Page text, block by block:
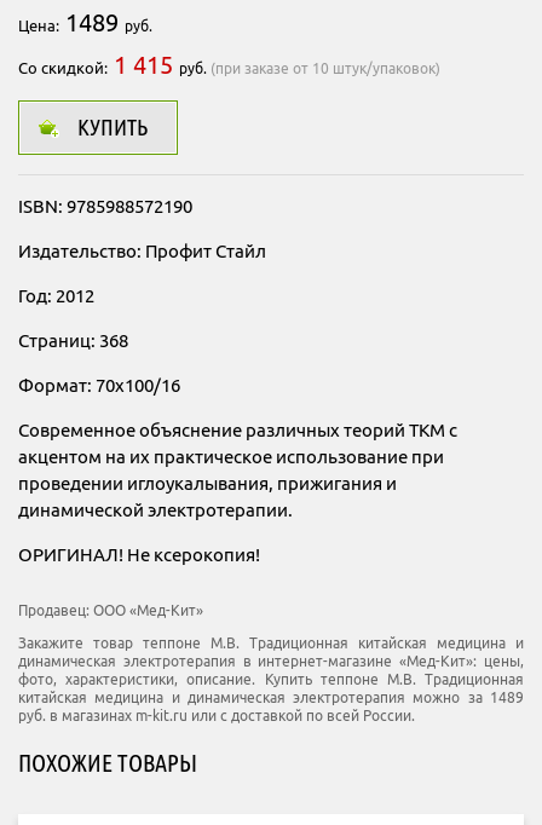
Цена: 1489 руб.
Со скидкой: 1 415 руб. (при заказе от 10 штук/упаковок)
КУПИТЬ
ISBN: 9785988572190
Издательство: Профит Стайл
Год: 2012
Страниц: 368
Формат: 70x100/16
Современное объяснение различных теорий ТКМ с
акцентом на их практическое использование при
проведении иглоукалывания, прижигания и
динамической электротерапии.
ОРИГИНАЛ! Не ксерокопия!
Продавец: ООО «Мед-Кит»
Закажите товар теппоне М.В. Традиционная китайская медицина и
динамическая электротерапия в интернет-магазине «Мед-Кит»: цены,
фото, характеристики, описание. Купить теппоне М.В. Традиционная
китайская медицина и динамическая электротерапия можно за 1489
руб. в магазинах m-kit.ru или с доставкой по всей России.
ПОХОЖИЕ ТОВАРЫ